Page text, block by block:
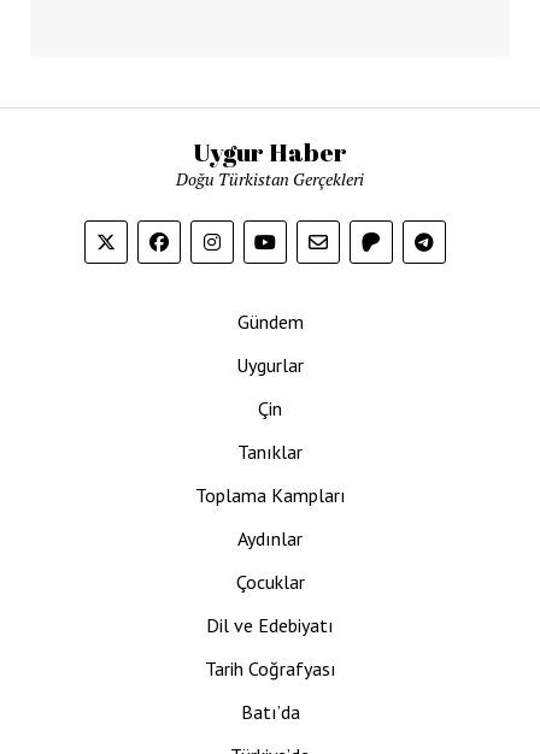
Uygur Haber
Doğu Türkistan Gerçekleri
Gündem
Uygurlar
Çin
Tanıklar
Toplama Kampları
Aydınlar
Çocuklar
Dil ve Edebiyatı
Tarih Coğrafyası
Batı’da